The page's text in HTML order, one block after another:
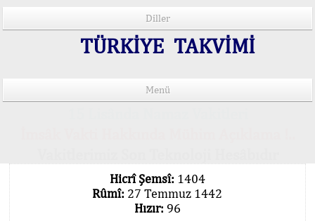
Diller
TÜRKİYE TAKVİMİ
Menü
Hicrî Şemsî: 1404
Rûmî: 27 Temmuz 1442
Hızır: 96